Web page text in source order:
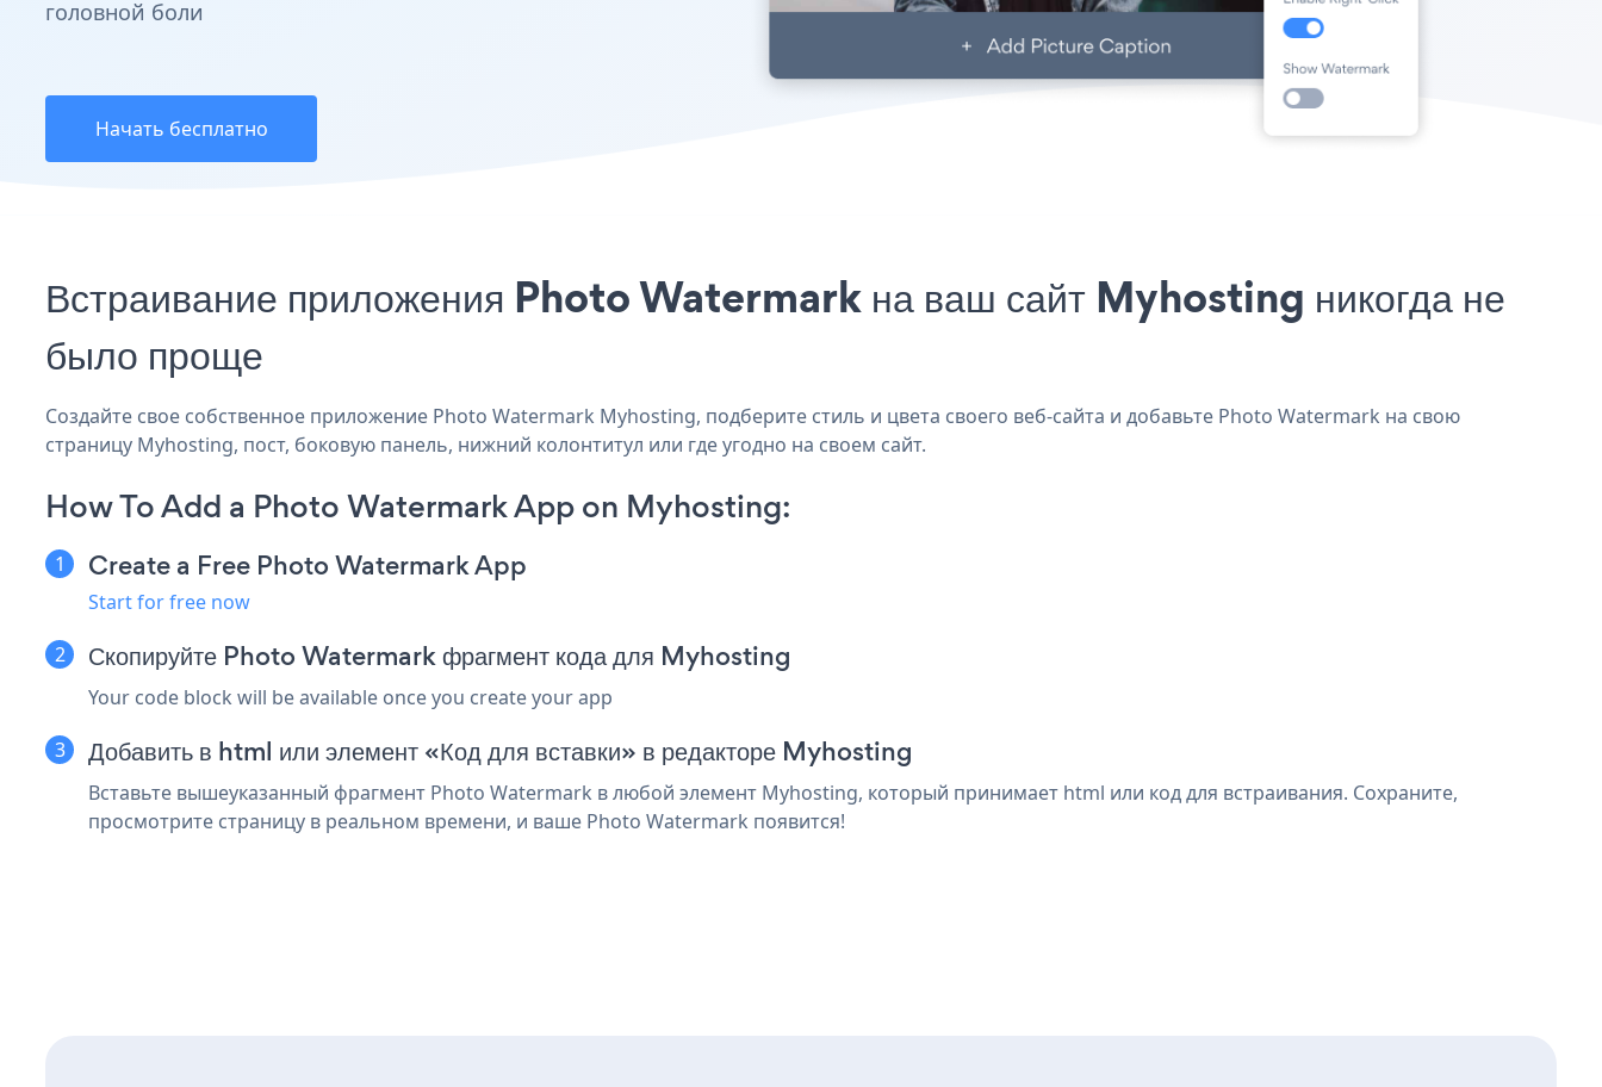
головной боли
Начать бесплатно
Встраивание приложения Photo Watermark на ваш сайт Myhosting никогда не
было проще
Создайте свое собственное приложение Photo Watermark Myhosting, подберите стиль и цвета своего веб-сайта и добавьте Photo Watermark на свою
страницу Myhosting, пост, боковую панель, нижний колонтитул или где угодно на своем сайт.
How To Add a Photo Watermark App on Myhosting:
Create a Free Photo Watermark App
Start for free now
Скопируйте Photo Watermark фрагмент кода для Myhosting
Your code block will be available once you create your app
Добавить в html или элемент «Код для вставки» в редакторе Myhosting
Вставьте вышеуказанный фрагмент Photo Watermark в любой элемент Myhosting, который принимает html или код для встраивания. Сохраните,
просмотрите страницу в реальном времени, и ваше Photo Watermark появится!